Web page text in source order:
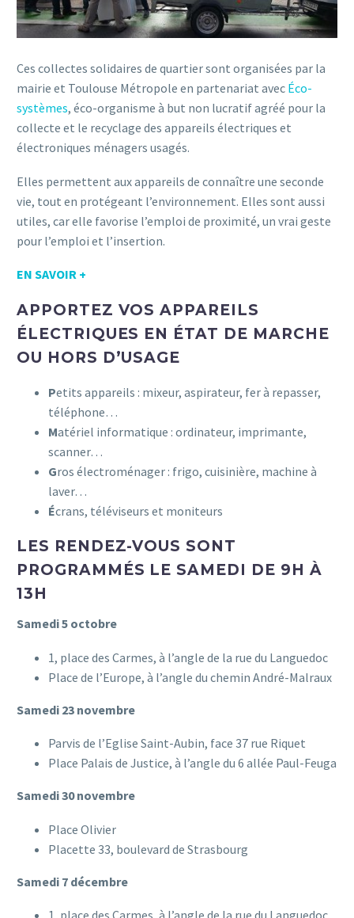
Ces collectes solidaires de quartier sont organisées par la
mairie et Toulouse Métropole en partenariat avec Éco-
systèmes, éco-organisme à but non lucratif agréé pour la
collecte et le recyclage des appareils électriques et
électroniques ménagers usagés.
Elles permettent aux appareils de connaître une seconde
vie, tout en protégeant l’environnement. Elles sont aussi
utiles, car elle favorise l’emploi de proximité, un vrai geste
pour l’emploi et l’insertion.
EN SAVOIR +
APPORTEZ VOS APPAREILS
ÉLECTRIQUES EN ÉTAT DE MARCHE
OU HORS D’USAGE
Petits appareils : mixeur, aspirateur, fer à repasser,
téléphone…
Matériel informatique : ordinateur, imprimante,
scanner…
Gros électroménager : frigo, cuisinière, machine à
laver…
Écrans, téléviseurs et moniteurs
LES RENDEZ-VOUS SONT
PROGRAMMÉS LE SAMEDI DE 9H À
13H
Samedi 5 octobre
1, place des Carmes, à l’angle de la rue du Languedoc
Place de l’Europe, à l’angle du chemin André-Malraux
Samedi 23 novembre
Parvis de l’Eglise Saint-Aubin, face 37 rue Riquet
Place Palais de Justice, à l’angle du 6 allée Paul-Feuga
Samedi 30 novembre
Place Olivier
Placette 33, boulevard de Strasbourg
Samedi 7 décembre